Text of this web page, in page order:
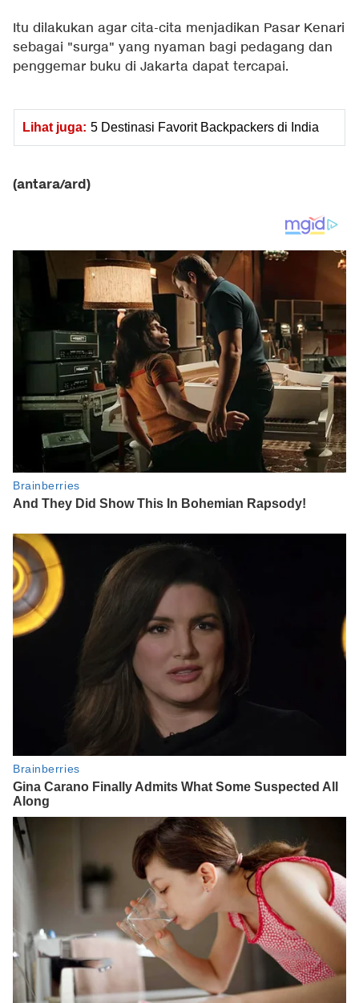
Itu dilakukan agar cita-cita menjadikan Pasar Kenari
sebagai "surga" yang nyaman bagi pedagang dan
penggemar buku di Jakarta dapat tercapai.
Lihat juga: 5 Destinasi Favorit Backpackers di India
(antara/ard)